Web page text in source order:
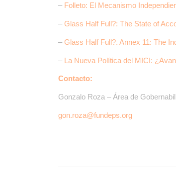
– Folleto: El Mecanismo
–Glass Half Full?: The State of
–Glass Half Full?. Annex 11: The
– La Nueva Política del MICI:
Contacto:
Gonzalo Roza – Área de
gon.roza@fundeps.org